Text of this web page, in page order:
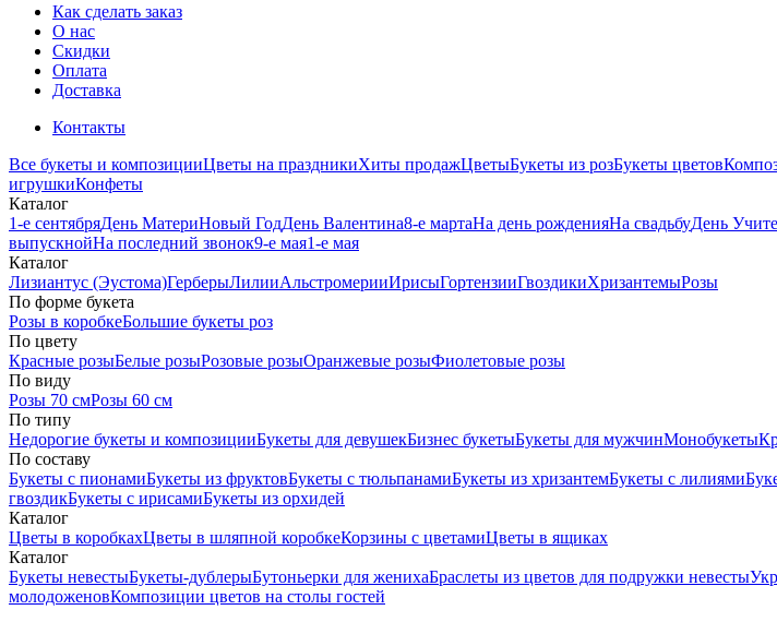
Как сделать заказ
О нас
Скидки
Оплата
Доставка
Контакты
Все букеты и композицииЦветы на праздникиХиты продажЦветыБукеты из розБукеты цветов
игрушкиКонфеты
Каталог
1-е сентябряДень МатериНовый ГодДень Валентина8-е мартаНа день рожденияНа свадьбуДень
выпускнойНа последний звонок9-е мая1-е мая
Каталог
Лизиантус (Эустома)ГерберыЛилииАльстромерииИрисыГортензииГвоздикиХризантемыРозы
По форме букета
Розы в коробкеБольшие букеты роз
По цвету
Красные розыБелые розыРозовые розыОранжевые розыФиолетовые розы
По виду
Розы 70 смРозы 60 см
По типу
Недорогие букеты и композицииБукеты для девушекБизнес букетыБукеты для мужчинМонобукеты
По составу
Букеты с пионамиБукеты из фруктовБукеты с тюльпанамиБукеты из хризантемБукеты с лилиями
гвоздикБукеты с ирисамиБукеты из орхидей
Каталог
Цветы в коробкахЦветы в шляпной коробкеКорзины с цветамиЦветы в ящиках
Каталог
Букеты невестыБукеты-дублерыБутоньерки для женихаБраслеты из цветов для подружки невесты
молодоженовКомпозиции цветов на столы гостей